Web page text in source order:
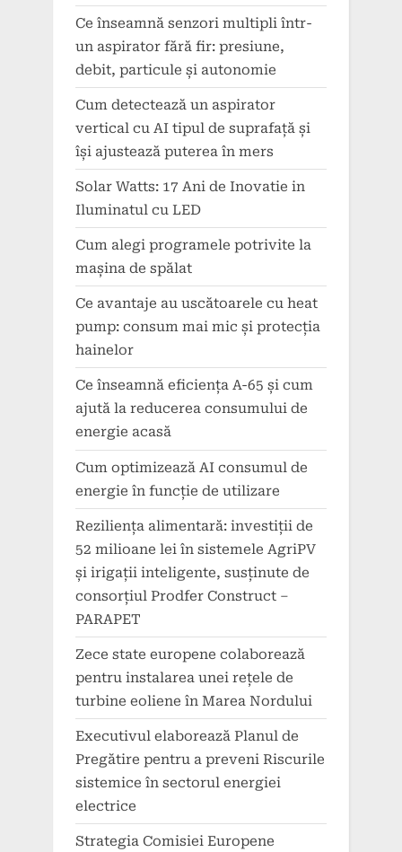
Ce înseamnă senzori multipli într-
un aspirator fără fir: presiune,
debit, particule și autonomie
Cum detectează un aspirator
vertical cu AI tipul de suprafață și
își ajustează puterea în mers
Solar Watts: 17 Ani de Inovatie in
Iluminatul cu LED
Cum alegi programele potrivite la
mașina de spălat
Ce avantaje au uscătoarele cu heat
pump: consum mai mic și protecția
hainelor
Ce înseamnă eficiența A-65 și cum
ajută la reducerea consumului de
energie acasă
Cum optimizează AI consumul de
energie în funcție de utilizare
Reziliența alimentară: investiții de
52 milioane lei în sistemele AgriPV
și irigații inteligente, susținute de
consorțiul Prodfer Construct –
PARAPET
Zece state europene colaborează
pentru instalarea unei rețele de
turbine eoliene în Marea Nordului
Executivul elaborează Planul de
Pregătire pentru a preveni Riscurile
sistemice în sectorul energiei
electrice
Strategia Comisiei Europene